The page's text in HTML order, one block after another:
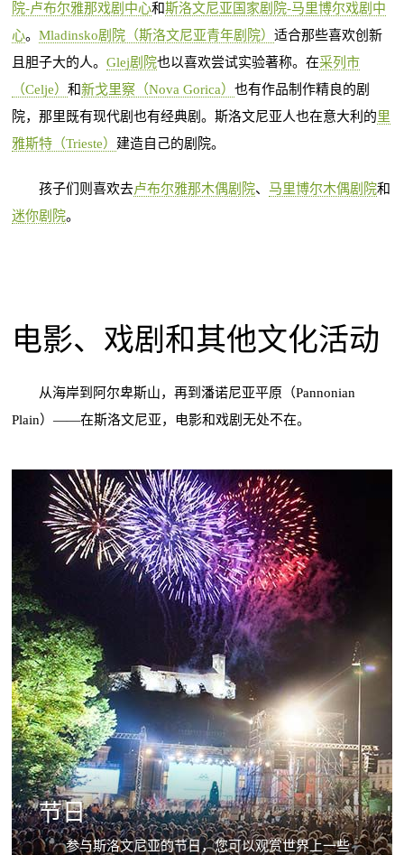
院-卢布尔雅那戏剧中心和斯洛文尼亚国家剧院-马里博尔戏剧中
心。 Mladinsko剧院（斯洛文尼亚青年剧院） 适合那些喜欢创新
且胆子大的人。 Glej剧院也以喜欢尝试实验著称。在采列市
（Celje） 和新戈里察（Nova Gorica） 也有作品制作精良的剧
院，那里既有现代剧也有经典剧。斯洛文尼亚人也在意大利的里
雅斯特（Trieste） 建造自己的剧院。
孩子们则喜欢去卢布尔雅那木偶剧院、 马里博尔木偶剧院和
迷你剧院。
电影、戏剧和其他文化活动
从海岸到阿尔卑斯山，再到潘诺尼亚平原（Pannonian
Plain）——在斯洛文尼亚，电影和戏剧无处不在。
节日
参与斯洛文尼亚的节日，您可以观赏世界上一些